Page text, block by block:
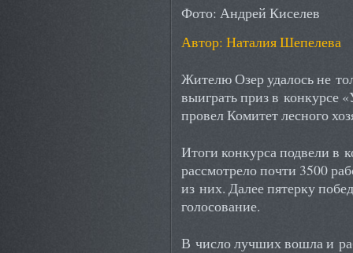
Фото: Андрей Киселев
Автор: Наталия Шепелева
Жителю Озер удалось не
выиграть приз в конкурсе
провел Комитет лесного
Итоги конкурса подвели в
рассмотрело почти 3500
из них. Далее пятерку
голосование.
В число лучших вошла и